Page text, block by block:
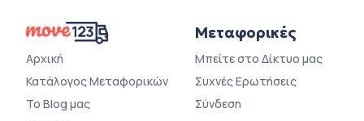
Αρχική
Κατάλογος Μεταφορικών
Το Blog μας
Μεταφορικές
Μπείτε στο Δίκτυο μας
Συχνές Ερωτήσεις
Σύνδεση